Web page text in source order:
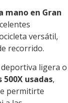
mano en Gran
versátil,
recorrido.
ligera o
500X usadas,
permitirte